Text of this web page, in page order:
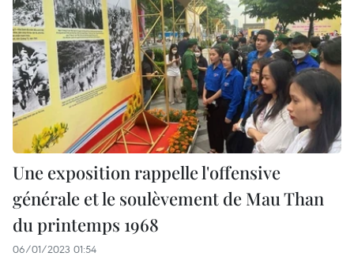
Une exposition rappelle l'offensive
générale et le soulèvement de Mau Than
du printemps 1968
06/01/2023 01:54